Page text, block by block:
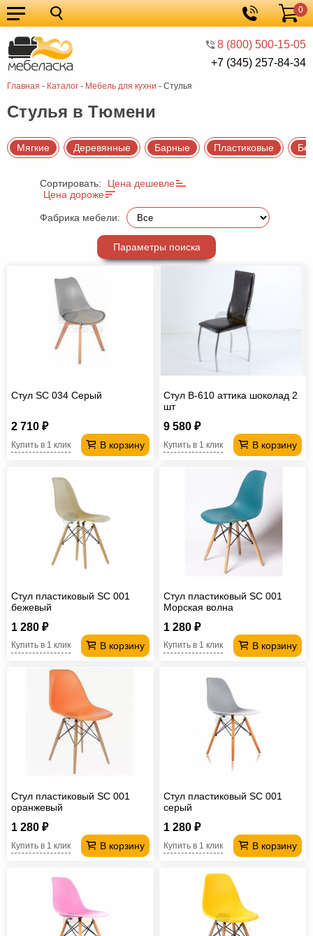
8 (800) 500-15-05
+7 (345) 257-84-34
Корзина
0
Главная - Каталог - Мебель для кухни - Стулья
Кухонные
гарнитуры
Мебель
для
кухни
Мебель
для
спальни
Кровати
Шкафы
Диваны
мебель
Детская
мебель
Мебель
компьютер
для
Мебель
Кресла-
Косметологическое
оборудование
Стулья в Тюмени
Мягкие Деревянные Барные Пластиковые
Сортировать:
Цена дешевле
Цена дороже
Фабрика мебели:
Параметры поиска
Стул SC 034 Серый
2 710 ₽
В корзину
Купить в 1 клик
Стул В-610 аттика шоколад 2
шт
9 580 ₽
В корзину
Купить в 1 клик
Стул пластиковый SC 001
бежевый
1 280 ₽
В корзину
Купить в 1 клик
Стул пластиковый SC 001
Морская волна
1 280 ₽
В корзину
Купить в 1 клик
Стул пластиковый SC 001
оранжевый
1 280 ₽
В корзину
Купить в 1 клик
Стул пластиковый SC 001
серый
1 280 ₽
В корзину
Купить в 1 клик